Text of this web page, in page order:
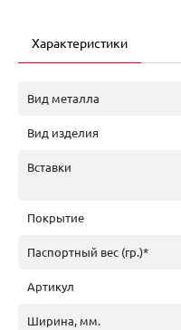
Характеристики
Вид металла
Вид изделия
Вставки
Покрытие
Паспортный вес (гр.)*
Артикул
Ширина, мм.